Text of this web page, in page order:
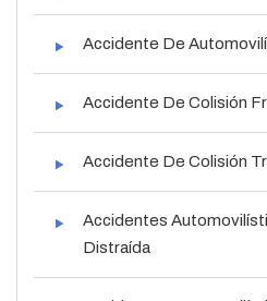
Accidente De
Accidente De Colisión
Accidente De Colisión
Accidentes
Distraída